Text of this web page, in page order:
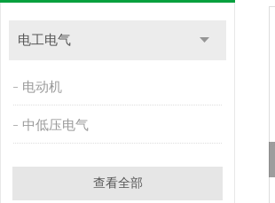
电工电气
电动机
中低压电气
查看全部